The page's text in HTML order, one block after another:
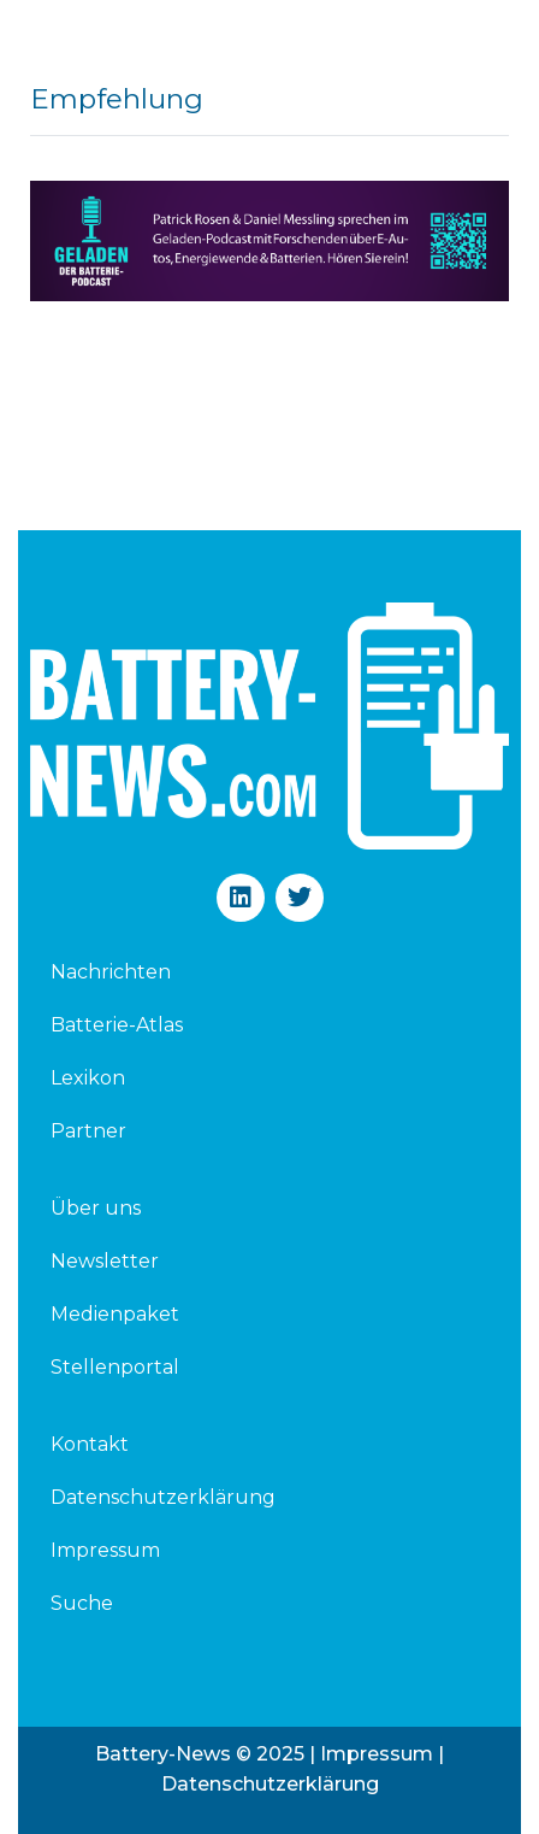
Empfehlung
L
i
T
w
Nachrichten
Batterie-Atlas
Lexikon
Partner
Über uns
Newsletter
Medienpaket
Stellenportal
Kontakt
Datenschutzerklärung
Impressum
Suche
Battery-News © 2025 | Impressum |
Datenschutzerklärung